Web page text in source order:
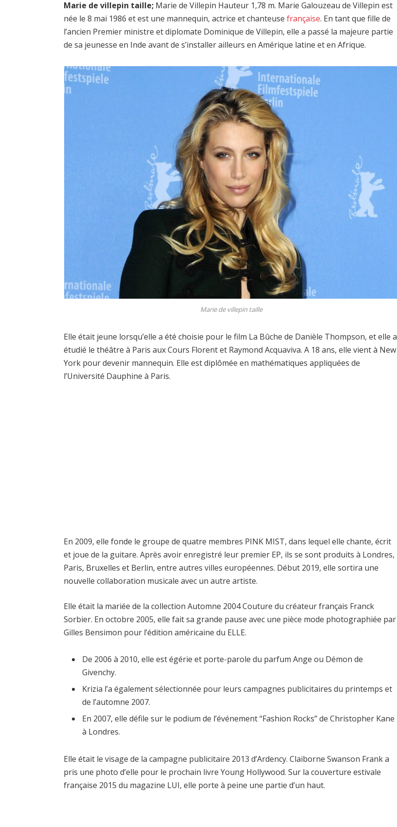
Marie de villepin taille; Marie de Villepin Hauteur 1,78 m. Marie Galouzeau de Villepin est
née le 8 mai 1986 et est une mannequin, actrice et chanteusefrançaise. En tant que fille de
l’ancien Premier ministre et diplomate Dominique de Villepin, elle a passé la majeure partie
de sa jeunesse en Inde avant de s’installer ailleurs en Amérique latine et en Afrique.
Marie de villepin taille
Elle était jeune lorsqu’elle a été choisie pour le film La Bûche de Danièle Thompson, et elle a
étudié le théâtre à Paris aux Cours Florent et Raymond Acquaviva. A 18 ans, elle vient à New
York pour devenir mannequin. Elle est diplômée en mathématiques appliquées de
l’Université Dauphine à Paris.
En 2009, elle fonde le groupe de quatre membres PINK MIST, dans lequel elle chante, écrit
et joue de la guitare. Après avoir enregistré leur premier EP, ils se sont produits à Londres,
Paris, Bruxelles et Berlin, entre autres villes européennes. Début 2019, elle sortira une
nouvelle collaboration musicale avec un autre artiste.
Elle était la mariée de la collection Automne 2004 Couture du créateur français Franck
Sorbier. En octobre 2005, elle fait sa grande pause avec une pièce mode photographiée par
Gilles Bensimon pour l’édition américaine du ELLE.
De 2006 à 2010, elle est égérie et porte-parole du parfum Ange ou Démon de
Givenchy.
Krizia l’a également sélectionnée pour leurs campagnes publicitaires du printemps et
de l’automne 2007.
En 2007, elle défile sur le podium de l’événement “Fashion Rocks” de Christopher Kane
à Londres.
Elle était le visage de la campagne publicitaire 2013 d’Ardency. Claiborne Swanson Frank a
pris une photo d’elle pour le prochain livre Young Hollywood. Sur la couverture estivale
française 2015 du magazine LUI, elle porte à peine une partie d’un haut.